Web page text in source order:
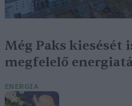
Még Paks kiesését
megfelelő
ENERGIA